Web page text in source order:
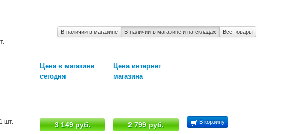
В наличии в магазине В наличии в магазине и на складах Все товары
Цена в магазине
сегодня
Цена интернет
магазина
1 шт. 3 149 руб. 2 799 руб. В корзину